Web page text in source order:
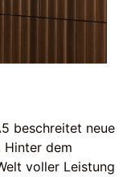
beschreitet neue
Hinter dem
voller Leistung